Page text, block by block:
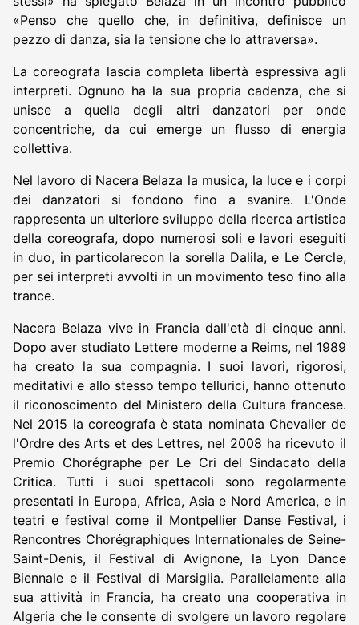
«Penso che quello che, in definitiva, definisce un
pezzo di danza, sia la tensione che lo attraversa».
La coreografa lascia completa libertà espressiva agli
interpreti. Ognuno ha la sua propria cadenza, che si
unisce a quella degli altri danzatori per onde
concentriche, da cui emerge un flusso di energia
collettiva.
Nel lavoro di Nacera Belaza la musica, la luce e i corpi
dei danzatori si fondono fino a svanire. L'Onde
rappresenta un ulteriore sviluppo della ricerca artistica
della coreografa, dopo numerosi soli e lavori eseguiti
in duo, in particolarecon la sorella Dalila, e Le Cercle,
per sei interpreti avvolti in un movimento teso fino alla
trance.
Nacera Belaza vive in Francia dall'età di cinque anni.
Dopo aver studiato Lettere moderne a Reims, nel 1989
ha creato la sua compagnia. I suoi lavori, rigorosi,
meditativi e allo stesso tempo tellurici, hanno ottenuto
il riconoscimento del Ministero della Cultura francese.
Nel 2015 la coreografa è stata nominata Chevalier de
l'Ordre des Arts et des Lettres, nel 2008 ha ricevuto il
Premio Chorégraphe per Le Cri del Sindacato della
Critica. Tutti i suoi spettacoli sono regolarmente
presentati in Europa, Africa, Asia e Nord America, e in
teatri e festival come il Montpellier Danse Festival, i
Rencontres Chorégraphiques Internationales de Seine-
Saint-Denis, il Festival di Avignone, la Lyon Dance
Biennale e il Festival di Marsiglia. Parallelamente alla
sua attività in Francia, ha creato una cooperativa in
Algeria che le consente di svolgere un lavoro regolare